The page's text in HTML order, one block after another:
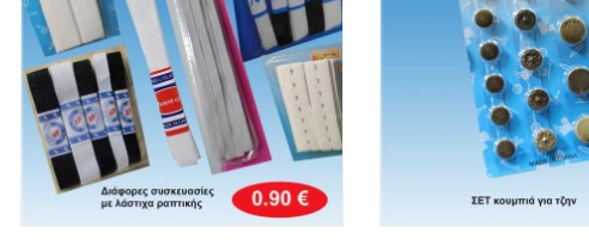
ΛΊΣΤΑ ΕΠΙΘΥΜΙΏΝ